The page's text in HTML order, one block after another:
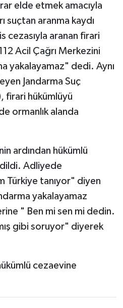
elde etmek amacıyla
suçtan aranma kaydı
cezasıyla aranan firari
Acil Çağrı Merkezini
yakalayamaz" dedi. Aynı
Jandarma Suç
firari hükümlüyü
ormanlık alanda
ardından hükümlü
Adliyede
Türkiye tanıyor" diyen
yakalayamaz
" Ben mi sen mi dedin.
gibi soruyor" diyerek
cezaevine